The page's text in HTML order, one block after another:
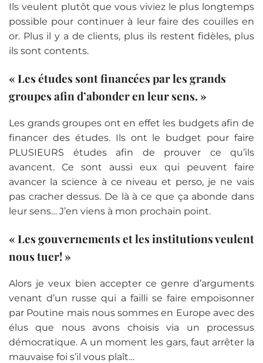
Ils veulent plutôt que vous viviez le plus longtemps
possible pour continuer à leur faire des couilles en
or. Plus il y a de clients, plus ils restent fidèles, plus
ils sont contents.
« Les études sont financées par les grands
groupes afin d’abonder en leur sens. »
Les grands groupes ont en effet les budgets afin de
financer des études. Ils ont le budget pour faire
PLUSIEURS études afin de prouver ce qu’ils
avancent. Ce sont aussi eux qui peuvent faire
avancer la science à ce niveau et perso, je ne vais
pas cracher dessus. De là à ce que ça abonde dans
leur sens… J’en viens à mon prochain point.
« Les gouvernements et les institutions veulent
nous tuer! »
Alors je veux bien accepter ce genre d’arguments
venant d’un russe qui a failli se faire empoisonner
par Poutine mais nous sommes en Europe avec des
élus que nous avons choisis via un processus
démocratique. A un moment les gars, faut arrêter la
mauvaise foi s’il vous plaît…